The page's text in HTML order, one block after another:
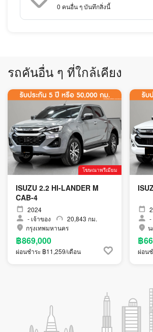
0 คนอื่น ๆ บันทึกสิ่งนี้
รถคันอื่น ๆ ที่ใกล้เคียง
โฆษณาพรีเมียม
ISUZU 2.2 HI-LANDER M
CAB-4
2024
- เจ้าของ
20,843 กม.
กรุงเทพมหานคร
฿869,000
ผ่อนชำระ ฿11,259/เดือน
-
น
฿
ผ่อน